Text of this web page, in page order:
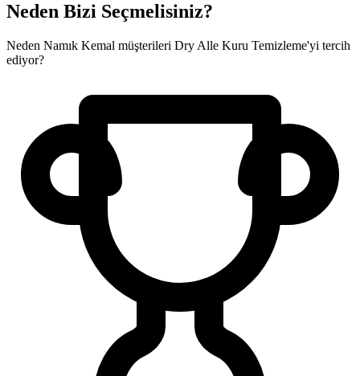
Neden Bizi Seçmelisiniz?
Neden Namık Kemal müşterileri Dry Alle Kuru Temizleme'yi tercih
ediyor?